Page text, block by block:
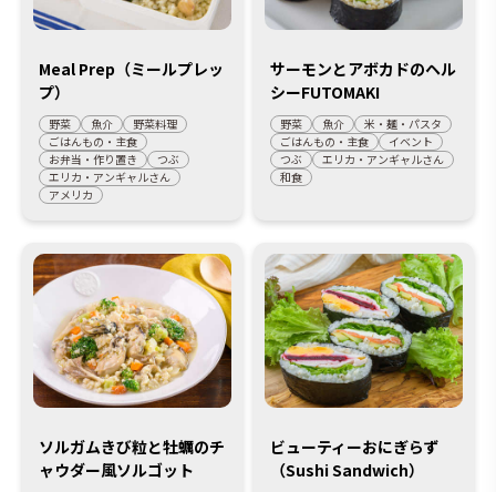
Meal Prep（ミールプレッ
プ）
野菜 魚介
野菜料理
ごはんもの・主食
お弁当・作り置き
つぶ
エリカ・アンギャルさん
アメリカ
サーモンとアボカドのヘル
シーFUTOMAKI
野菜 魚介
米・麺・パスタ
ごはんもの・主食
イベント
つぶ
エリカ・アンギャルさん
和食
ソルガムきび粒と牡蠣のチ
ャウダー風ソルゴット
ビューティーおにぎらず
（Sushi Sandwich）